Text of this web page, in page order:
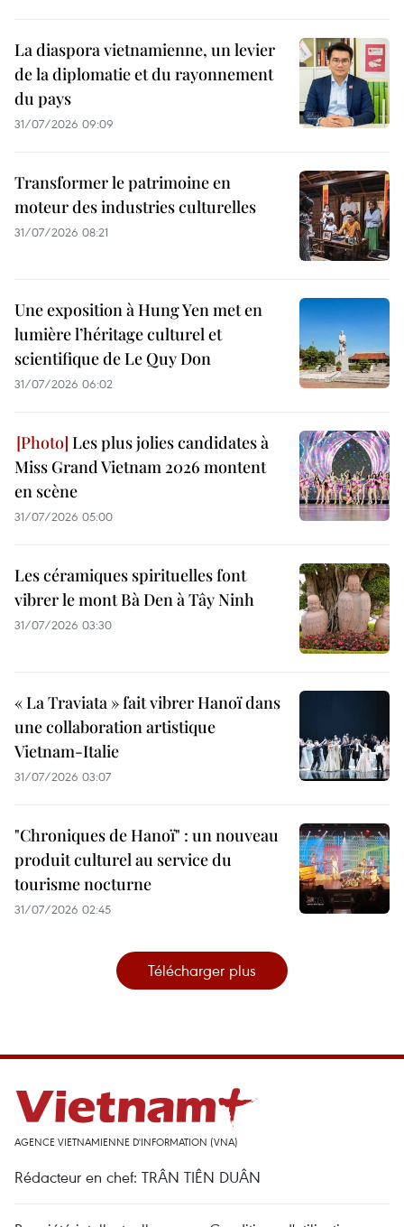
La diaspora vietnamienne, un levier
de la diplomatie et du rayonnement
du pays
31/07/2026 09:09
Transformer le patrimoine en
moteur des industries culturelles
31/07/2026 08:21
Une exposition à Hung Yen met en
lumière l’héritage culturel et
scientifique de Le Quy Don
31/07/2026 06:02
Les plus jolies candidates à
Miss Grand Vietnam 2026 montent
en scène
31/07/2026 05:00
Les céramiques spirituelles font
vibrer le mont Bà Den à Tây Ninh
31/07/2026 03:30
« La Traviata » fait vibrer Hanoï dans
une collaboration artistique
Vietnam-Italie
31/07/2026 03:07
"Chroniques de Hanoï" : un nouveau
produit culturel au service du
tourisme nocturne
31/07/2026 02:45
Télécharger plus
AGENCE VIETNAMIENNE D'INFORMATION (VNA)
Rédacteur en chef: TRÂN TIÊN DUÂN